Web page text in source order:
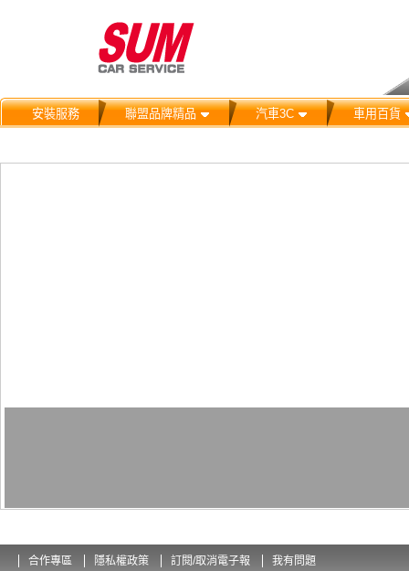
安裝服務 聯盟品牌精品 汽車3C 車用百貨
合作專區 隱私權政策 訂閱/取消電子報 我有問題